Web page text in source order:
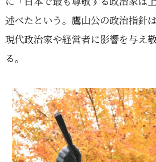
述べたという。鷹山公の政治指針は
現代政治家や経営者に影響を与え
る。